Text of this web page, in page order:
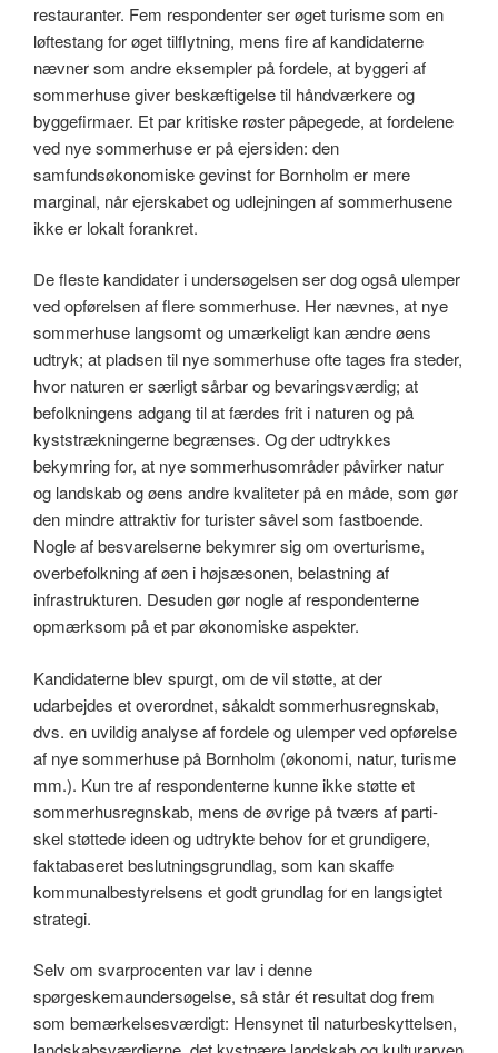
restauranter. Fem respondenter ser øget turisme som en
løftestang for øget tilflytning, mens fire af kandidaterne
nævner som andre eksempler på fordele, at byggeri af
sommerhuse giver beskæftigelse til håndværkere og
byggefirmaer. Et par kritiske røster påpegede, at fordelene
ved nye sommerhuse er på ejersiden: den
samfundsøkonomiske gevinst for Bornholm er mere
marginal, når ejerskabet og udlejningen af sommerhusene
ikke er lokalt forankret.
De fleste kandidater i undersøgelsen ser dog også ulemper
ved opførelsen af flere sommerhuse. Her nævnes, at nye
sommerhuse langsomt og umærkeligt kan ændre øens
udtryk; at pladsen til nye sommerhuse ofte tages fra steder,
hvor naturen er særligt sårbar og bevaringsværdig; at
befolkningens adgang til at færdes frit i naturen og på
kyststrækningerne begrænses. Og der udtrykkes
bekymring for, at nye sommerhusområder påvirker natur
og landskab og øens andre kvaliteter på en måde, som gør
den mindre attraktiv for turister såvel som fastboende.
Nogle af besvarelserne bekymrer sig om overturisme,
overbefolkning af øen i højsæsonen, belastning af
infrastrukturen. Desuden gør nogle af respondenterne
opmærksom på et par økonomiske aspekter.
Kandidaterne blev spurgt, om de vil støtte, at der
udarbejdes et overordnet, såkaldt sommerhusregnskab,
dvs. en uvildig analyse af fordele og ulemper ved opførelse
af nye sommerhuse på Bornholm (økonomi, natur, turisme
mm.). Kun tre af respondenterne kunne ikke støtte et
sommerhusregnskab, mens de øvrige på tværs af parti-
skel støttede ideen og udtrykte behov for et grundigere,
faktabaseret beslutningsgrundlag, som kan skaffe
kommunalbestyrelsens et godt grundlag for en langsigtet
strategi.
Selv om svarprocenten var lav i denne
spørgeskemaundersøgelse, så står ét resultat dog frem
som bemærkelsesværdigt: Hensynet til naturbeskyttelsen,